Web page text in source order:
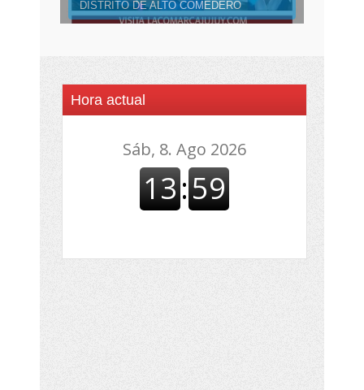
DISTRITO DE ALTO COMEDERO
Hora actual